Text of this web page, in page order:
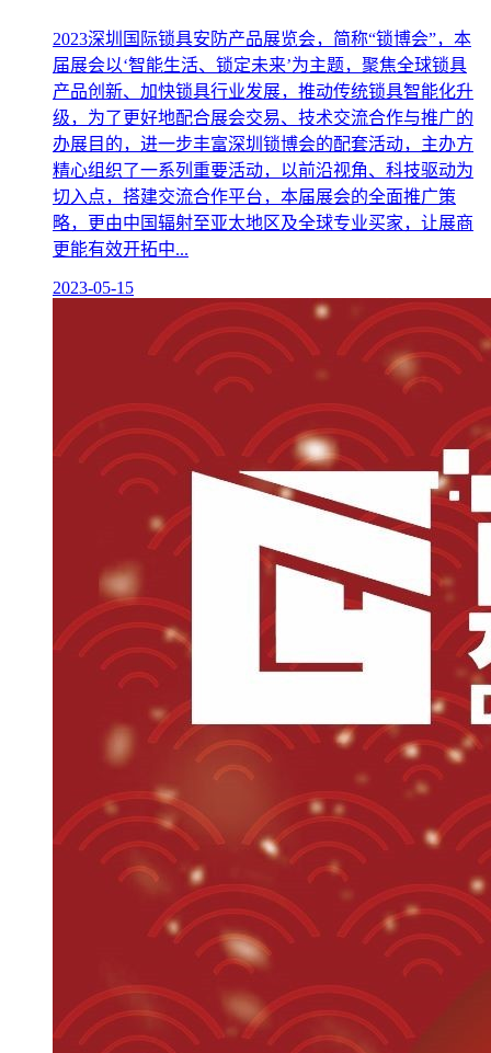
2023深圳国际锁具安防产品展览会，简称“锁博会”，本
届展会以‘智能生活、锁定未来’为主题，聚焦全球锁具
产品创新、加快锁具行业发展，推动传统锁具智能化升
级，为了更好地配合展会交易、技术交流合作与推广的
办展目的，进一步丰富深圳锁博会的配套活动，主办方
精心组织了一系列重要活动，以前沿视角、科技驱动为
切入点，搭建交流合作平台，本届展会的全面推广策
略，更由中国辐射至亚太地区及全球专业买家，让展商
更能有效开拓中...
2023-05-15